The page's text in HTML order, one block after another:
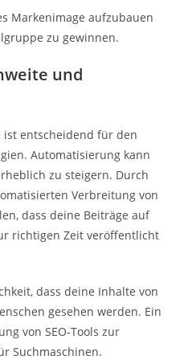
Markenimage aufzubauen
zu gewinnen.
und
ist entscheidend für den
Automatisierung kann
zu steigern. Durch
Verbreitung von
dass deine Beiträge auf
richtigen Zeit veröffentlicht
dass deine Inhalte von
gesehen werden. Ein
von SEO-Tools zur
Suchmaschinen.